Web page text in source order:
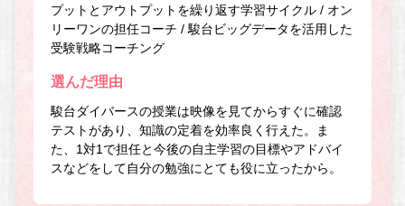
プットとアウトプットを繰り返す学習サイクル / オン
リーワンの担任コーチ / 駿台ビッグデータを活用した
受験戦略コーチング
選んだ理由
駿台ダイバースの授業は映像を見てからすぐに確認
テストがあり、知識の定着を効率良く行えた。ま
た、1対1で担任と今後の自主学習の目標やアドバイ
スなどをして自分の勉強にとても役に立ったから。